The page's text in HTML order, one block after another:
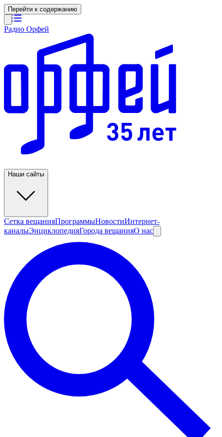
Перейти к содержанию
Радио Орфей
Наши сайты
Сетка вещанияПрограммыНовостиИнтернет-
каналыЭнциклопедияГорода вещанияО нас